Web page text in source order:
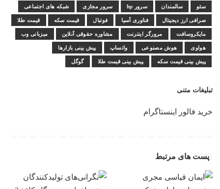
سئو سالمندان سرور hp سرور مجازی شبکه های اجتماعی
صرافی ارز دیجیتال فناوری آسیا فوتبال قیمت سکه قیمت طلا
مایکروسافت مرورگر اینترنت مشاوره حقوقی آنلاین میزبانی وب
هواوی هوش مصنوعی واتساپ پیش بینی بازارها
پیش بینی قیمت سکه پیش بینی قیمت طلا گوگل
تبلیغات متنی
خرید فالور اینستاگرام
پست های مرتبط